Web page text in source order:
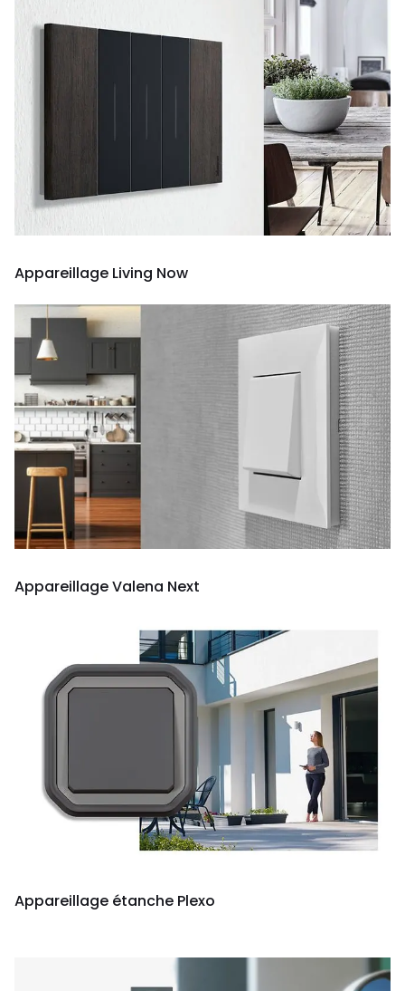
Appareillage Living Now
Appareillage Valena Next
Appareillage étanche Plexo